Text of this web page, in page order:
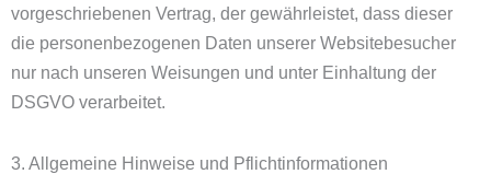
vorgeschriebenen Vertrag, der gewährleistet, dass dieser
die personenbezogenen Daten unserer Websitebesucher
nur nach unseren Weisungen und unter Einhaltung der
DSGVO verarbeitet.
3. Allgemeine Hinweise und Pflicht­informationen